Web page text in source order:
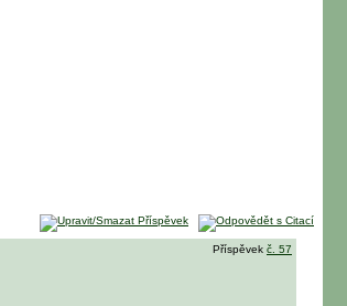
Příspěvek č. 57